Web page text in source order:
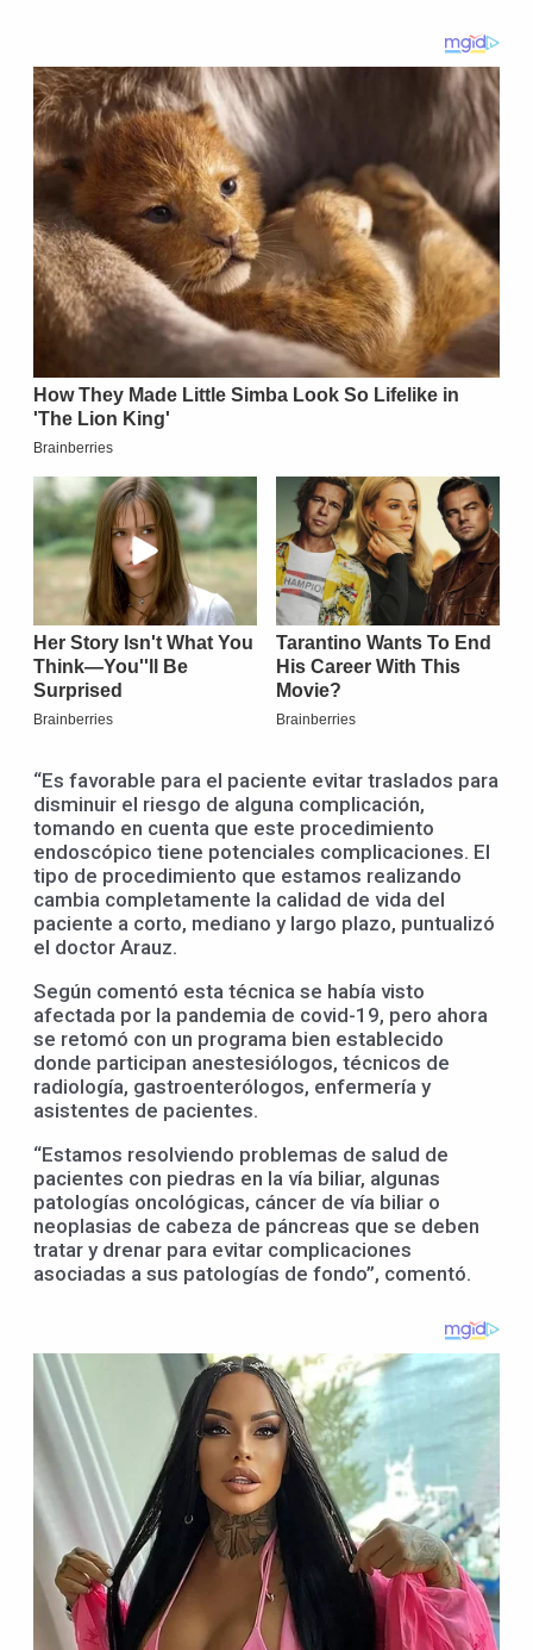
“Es favorable para el paciente evitar traslados para
disminuir el riesgo de alguna complicación,
tomando en cuenta que este procedimiento
endoscópico tiene potenciales complicaciones. El
tipo de procedimiento que estamos realizando
cambia completamente la calidad de vida del
paciente a corto, mediano y largo plazo, puntualizó
el doctor Arauz.
Según comentó esta técnica se había visto
afectada por la pandemia de covid-19, pero ahora
se retomó con un programa bien establecido
donde participan anestesiólogos, técnicos de
radiología, gastroenterólogos, enfermería y
asistentes de pacientes.
“Estamos resolviendo problemas de salud de
pacientes con piedras en la vía biliar, algunas
patologías oncológicas, cáncer de vía biliar o
neoplasias de cabeza de páncreas que se deben
tratar y drenar para evitar complicaciones
asociadas a sus patologías de fondo”, comentó.